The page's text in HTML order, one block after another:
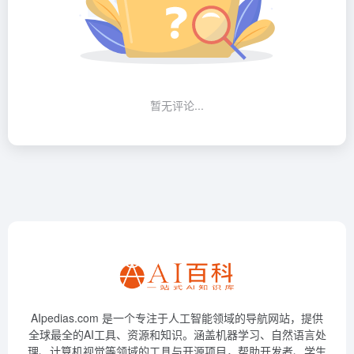
暂无评论...
AIpedias.com 是一个专注于人工智能领域的导航网站，提供
全球最全的AI工具、资源和知识。涵盖机器学习、自然语言处
理、计算机视觉等领域的工具与开源项目，帮助开发者、学生